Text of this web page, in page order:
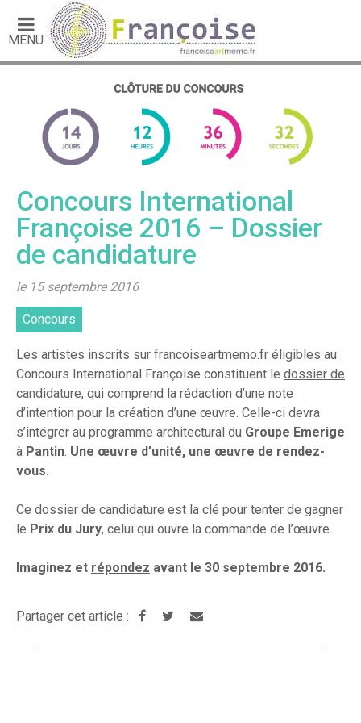
MENU
Concours International
Françoise 2016 – Dossier
de candidature
le 15 septembre 2016
Concours
Les artistes inscrits sur francoiseartmemo.fr éligibles au
Concours International Françoise constituent le dossier de
candidature, qui comprend la rédaction d’une note
d’intention pour la création d’une œuvre. Celle-ci devra
s’intégrer au programme architectural du Groupe Emerige
à Pantin. Une œuvre d’unité, une œuvre de rendez-
vous.
Ce dossier de candidature est la clé pour tenter de gagner
le Prix du Jury, celui qui ouvre la commande de l’œuvre.
Imaginez et répondez avant le 30 septembre 2016.
Partager cet article :